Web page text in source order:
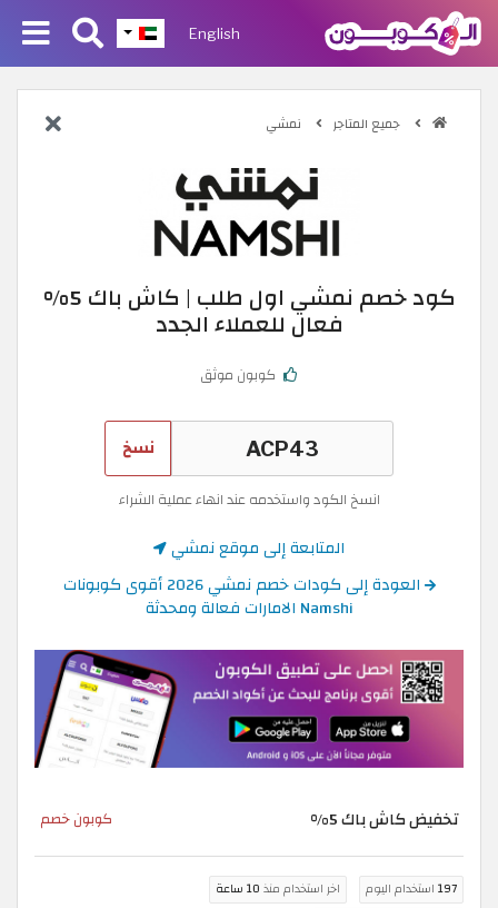
English
جميع المتاجر نمشي
كود خصم نمشي اول طلب | كاش باك 5%
فعال للعملاء الجدد
كوبون موثق
نسخ
انسخ الكود واستخدمه عند انهاء عملية الشراء
المتابعة إلى موقع نمشي
العودة إلى كودات خصم نمشي 2026 أقوى كوبونات
Namshi الامارات فعالة ومحدثة
تخفيض كاش باك 5% كوبون خصم
197 استخدام اليوم اخر استخدام منذ 10 ساعة